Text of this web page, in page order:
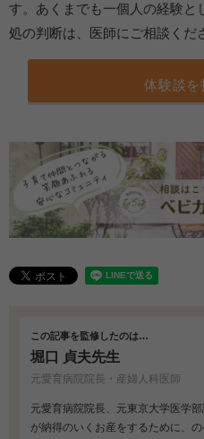
す。あくまでも一個人の経験と
処の判断は、医師にご相談くだ
体験談を
この記事を監修したのは…
堀口 貞夫先生
元愛育病院院長・産婦人科医師
元愛育病院院長、元東京大学医学
が納得のいくお産をするために、